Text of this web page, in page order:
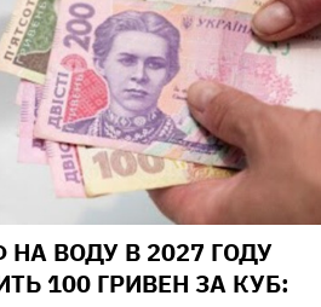
ВОДУ В 2027 ГОДУ
100 ГРИВЕН ЗА КУБ: